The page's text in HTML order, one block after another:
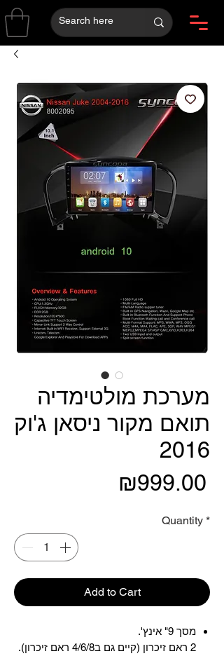
מערכת מולטימדיה
תואם מקור ניסאן ג'וק
2016
₪999.00
Quantity *
Add to Cart
מסך 9" אינץ'.
2 ראם זיכרון (קיים גם ב4/6/8 ראם זיכרון).